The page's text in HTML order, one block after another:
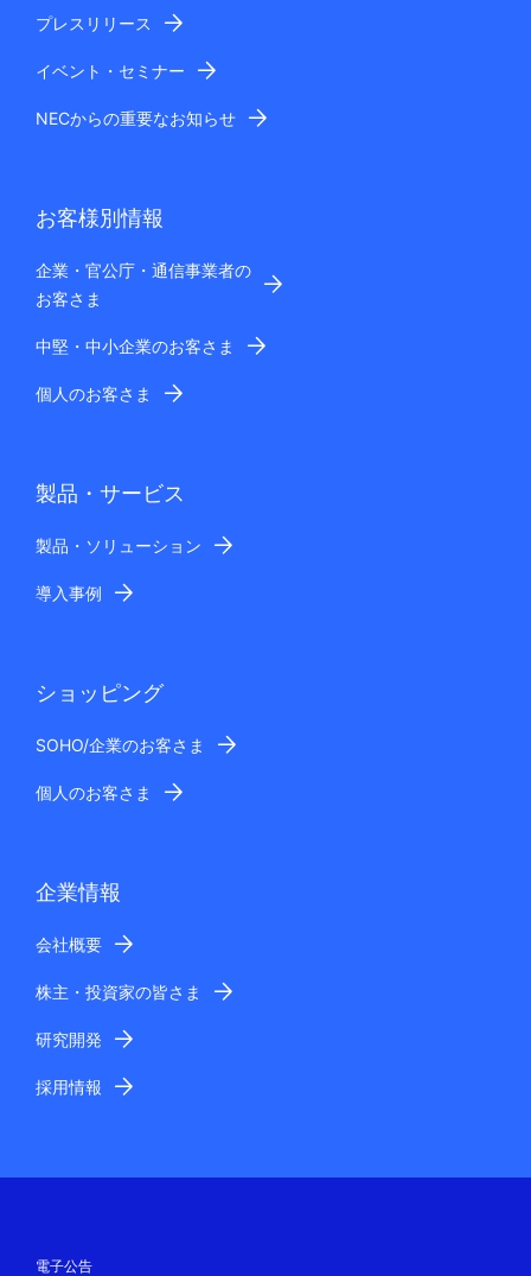
プレスリリース
イベント・セミナー
NECからの重要なお知らせ
お客様別情報
企業・官公庁・通信事業者の
お客さま
中堅・中小企業のお客さま
個人のお客さま
製品・サービス
製品・ソリューション
導入事例
ショッピング
SOHO/企業のお客さま
個人のお客さま
企業情報
会社概要
株主・投資家の皆さま
研究開発
採用情報
電子公告